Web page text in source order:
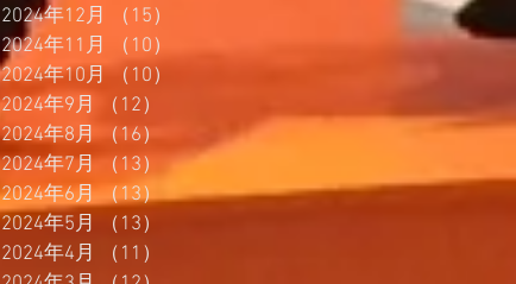
2024年12月
（15）
2024年11月
（10）
2024年10月
（10）
2024年9月
（12）
2024年8月
（16）
16件の記事
2024年7月
（13）
13件の記事
2024年6月
（13）13件の記事
2024年5月
（13）
2024年4月
（11）